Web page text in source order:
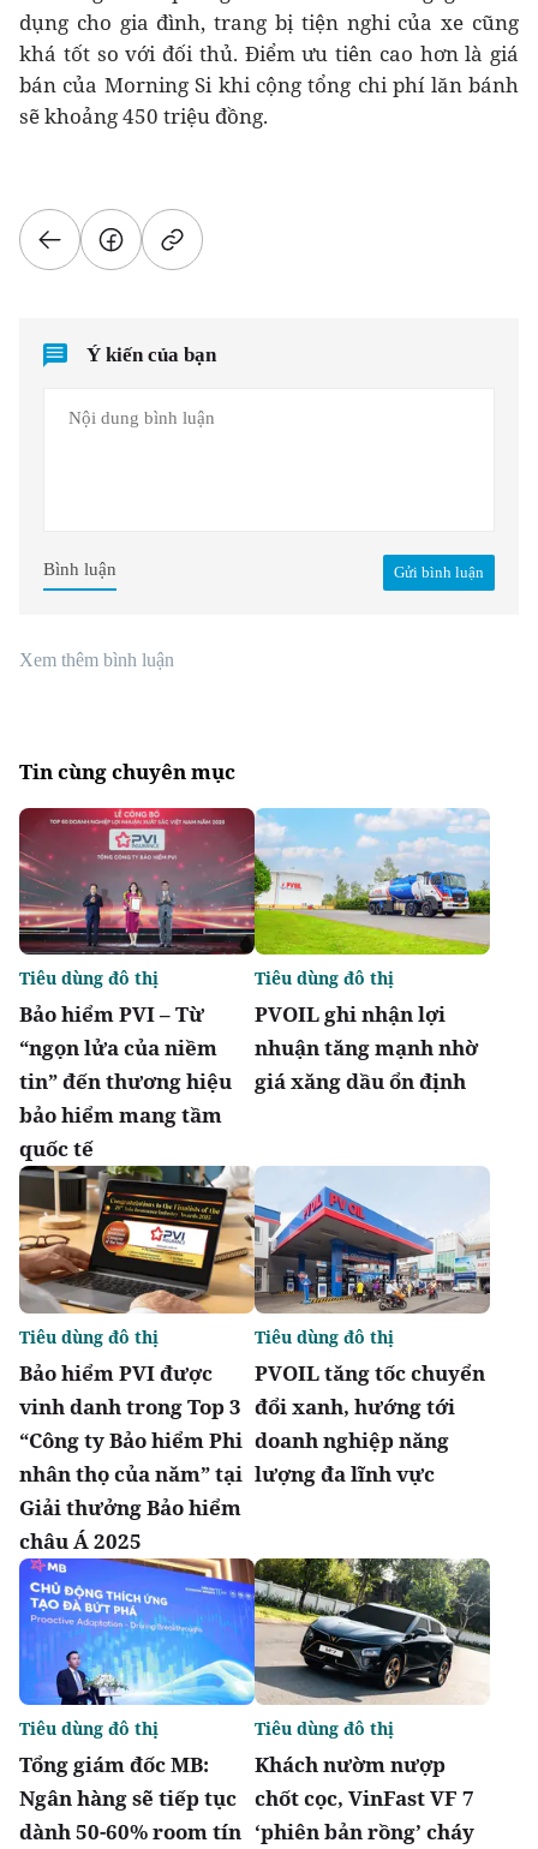
dụng cho gia đình, trang bị tiện nghi của xe cũng
khá tốt so với đối thủ. Điểm ưu tiên cao hơn là giá
bán của Morning Si khi cộng tổng chi phí lăn bánh
sẽ khoảng 450 triệu đồng.
Ý kiến của bạn
Gửi bình luận
Bình luận
Xem thêm bình luận
Tin cùng chuyên mục
Bảo hiểm PVI – Từ
“ngọn lửa của niềm
tin” đến thương hiệu
bảo hiểm mang tầm
quốc tế
Tiêu dùng đô thị
PVOIL ghi nhận lợi
nhuận tăng mạnh nhờ
giá xăng dầu ổn định
Tiêu dùng đô thị
Bảo hiểm PVI được
vinh danh trong Top 3
“Công ty Bảo hiểm Phi
nhân thọ của năm” tại
Giải thưởng Bảo hiểm
châu Á 2025
Tiêu dùng đô thị
PVOIL tăng tốc chuyển
đổi xanh, hướng tới
doanh nghiệp năng
lượng đa lĩnh vực
Tiêu dùng đô thị
Tổng giám đốc MB:
Ngân hàng sẽ tiếp tục
dành 50-60% room tín
Tiêu dùng đô thị
Khách nườm nượp
chốt cọc, VinFast VF 7
‘phiên bản rồng’ cháy
Tiêu dùng đô thị